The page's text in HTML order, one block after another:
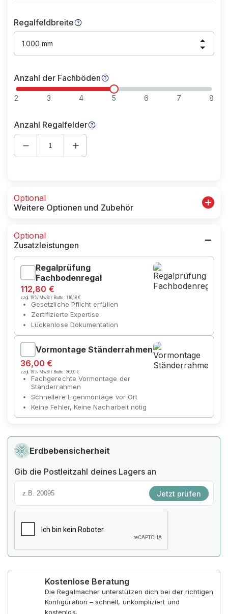
Regalfeldbreite
1.000 mm
Anzahl der Fachböden
2 3 4 5 6 7 8
Anzahl Regalfelder
Optional
Weitere Optionen und Zubehör
Optional
Zusatzleistungen
Regalprüfung
Fachbodenregal
112,80 €
zzgl. 19% MwSt / Brutto :116,18 €
Gesetzliche Pflicht erfüllen
Zertifizierte Expertise
Lückenlose Dokumentation
Vormontage Ständerrahmen
36,00 €
zzgl. 19% MwSt / Brutto :36,00 €
Fachgerechte Vormontage der
Ständerrahmen
Schnellere Eigenmontage vor Ort
Keine Fehler, Keine Nacharbeit nötig
Erdbebensicherheit
Gib die Postleitzahl deines Lagers an
Jetzt prüfen
Kostenlose Beratung
Die Regalmacher unterstützen dich bei der richtigen
Konfiguration – schnell, unkompliziert und
kostenlos.